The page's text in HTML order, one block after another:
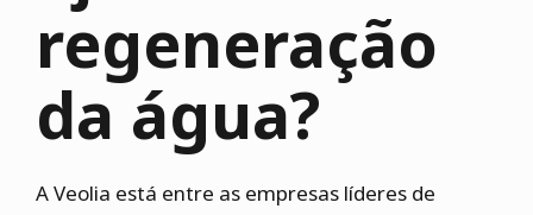
regeneração
da água?
A Veolia está entre as empresas líderes de